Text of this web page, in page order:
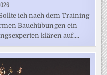
ich nach dem Training
Bauchübungen ein
klären auf....